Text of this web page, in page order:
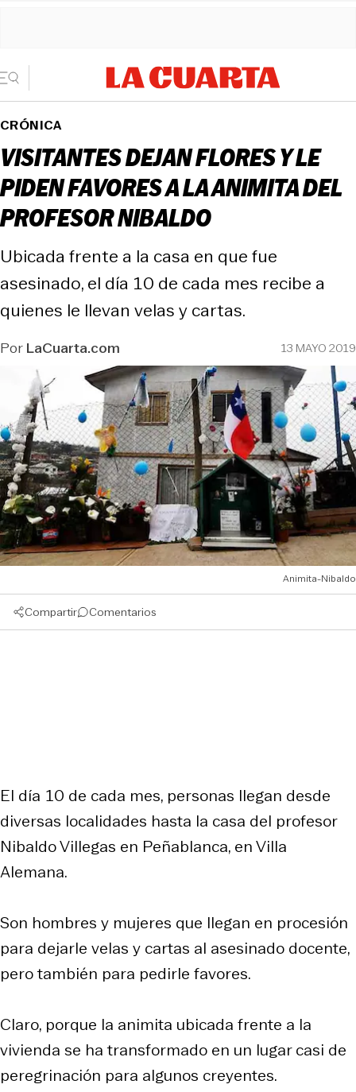
CRÓNICA
VISITANTES DEJAN FLORES Y LE
PIDEN FAVORES A LA ANIMITA DEL
PROFESOR NIBALDO
Ubicada frente a la casa en que fue
asesinado, el día 10 de cada mes recibe a
quienes le llevan velas y cartas.
PorLaCuarta.com 13 MAYO 2019
Animita-Nibaldo
Compartir Comentarios
El día 10 de cada mes, personas llegan desde
diversas localidades hasta la casa del profesor
Nibaldo Villegas en Peñablanca, en Villa
Alemana.
Son hombres y mujeres que llegan en procesión
para dejarle velas y cartas al asesinado docente,
pero también para pedirle favores.
Claro, porque la animita ubicada frente a la
vivienda se ha transformado en un lugar casi de
peregrinación para algunos creyentes.